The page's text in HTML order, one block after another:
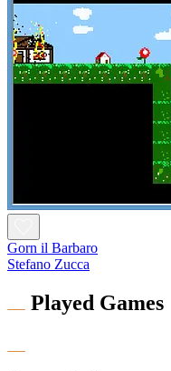
Gorn il Barbaro
Stefano Zucca
Played Games